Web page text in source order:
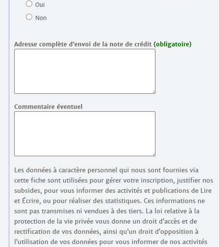
Oui
Non
Adresse complète d’envoi de la note de crédit (obligatoire)
Commentaire éventuel
Les données à caractère personnel qui nous sont fournies via
cette fiche sont utilisées pour gérer votre inscription, justifier nos
subsides, pour vous informer des activités et publications de Lire
et Écrire, ou pour réaliser des statistiques. Ces informations ne
sont pas transmises ni vendues à des tiers. La loi relative à la
protection de la vie privée vous donne un droit d’accès et de
rectification de vos données, ainsi qu’un droit d’opposition à
l’utilisation de vos données pour vous informer de nos activités